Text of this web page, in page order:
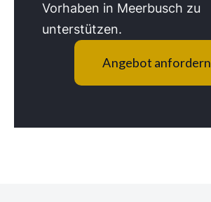
Vorhaben in Meerbusch zu
unterstützen.
Angebot anfordern